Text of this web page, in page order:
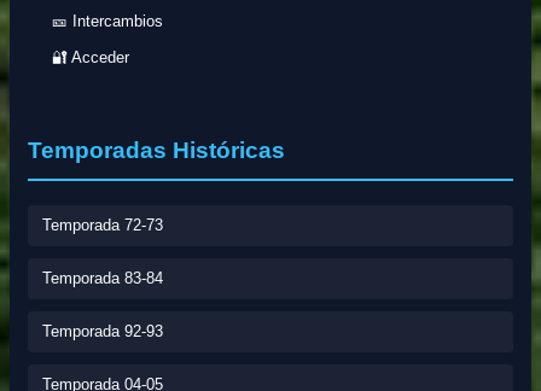
🎫 Intercambios
🔐 Acceder
Temporadas Históricas
Temporada 72-73
Temporada 83-84
Temporada 92-93
Temporada 04-05